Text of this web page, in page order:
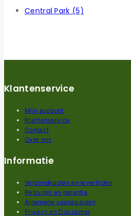
Central Park (5)
Klantenservice
Mijn account
Klantenservice
Contact
Over ons
Informatie
Verzendkosten en levertijden
Retouren en garantie
Algemene voorwaarden
Privacy en Disclaimer